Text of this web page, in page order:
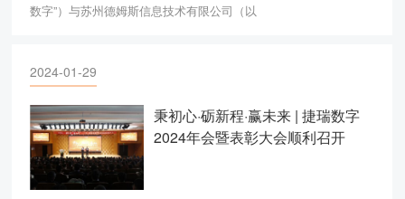
数字”）与苏州德姆斯信息技术有限公司（以
2024-01-29
秉初心·砺新程·赢未来 | 捷瑞数字
2024年会暨表彰大会顺利召开